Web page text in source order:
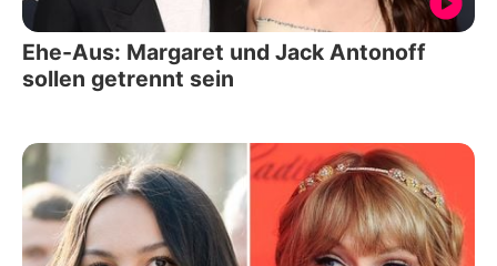
Ehe-Aus: Margaret und Jack Antonoff
sollen getrennt sein